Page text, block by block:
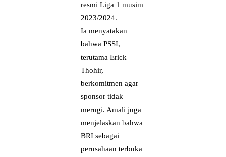
resmi Liga 1 musim
2023/2024.
Ia menyatakan
bahwa PSSI,
terutama Erick
Thohir,
berkomitmen agar
sponsor tidak
merugi. Amali juga
menjelaskan bahwa
BRI sebagai
perusahaan terbuka